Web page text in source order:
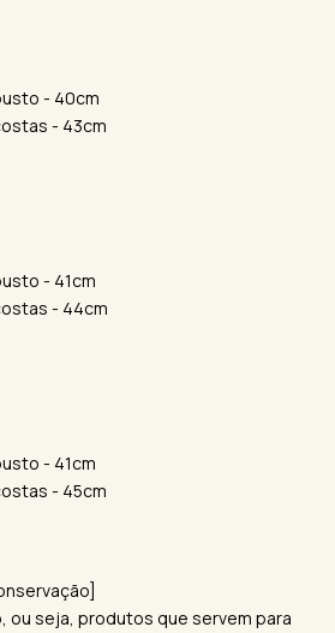
- 40cm
- 43cm
- 41cm
- 44cm
- 41cm
- 45cm
ou seja, produtos que servem para